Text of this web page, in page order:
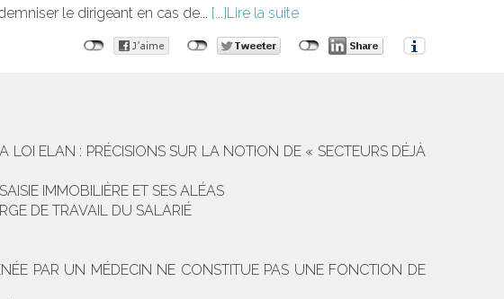
le dirigeant en cas de...
Lire la suite
LOI ELAN : PRÉCISIONS SUR LA NOTION DE « SECTEURS DÉJÀ
IMMOBILIÈRE ET SES ALÉAS
DE TRAVAIL DU SALARIÉ
PAR UN MÉDECIN NE CONSTITUE PAS UNE FONCTION DE